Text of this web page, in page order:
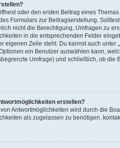
oder den ersten Beitrag eines
Formulars zur Beitragserstellung.
nicht die Berechtigung, Umfragen zu
in die entsprechenden Felder
eigenen Zeile steht. Du kannst auch unter
ein Benutzer auswählen kann,
Umfrage) und schließlich, ob die
erstellen?
Antwortmöglichkeiten wird durch die
als zugelassen zu benötigen,